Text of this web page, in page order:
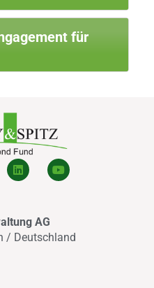
für
L
i
n
d
i
n
Y
o
u
AG
/ Deutschland